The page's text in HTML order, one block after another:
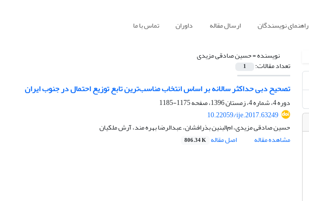
راهنمای نویسندگان ارسال مقاله داوران تماس با ما
نویسنده =حسین صادقی مزیدی
تعداد مقالات: 1
تصحیح دبی حداکثر سالانه بر اساس انتخاب مناسب‌ترین تابع توزیع احتمال در جنوب ایران
دوره 4، شماره 4، زمستان 1396، صفحه
1175-1185
10.22059/ije.2017.63249
حسین صادقی مزیدی، ام‌البنین بذرافشان، عبدالرضا بهره مند، آرش ملکیان
مشاهده مقاله
اصل مقاله 806.34 K